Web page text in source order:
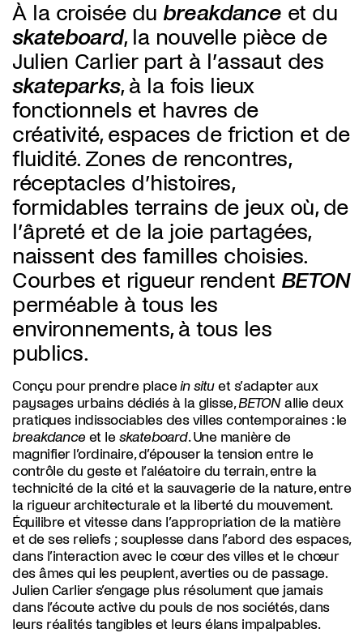
À la croisée du breakdance et du
skateboard, la nouvelle pièce de
Julien Carlier part à l’assaut des
skateparks, à la fois lieux
fonctionnels et havres de
créativité, espaces de friction et de
fluidité. Zones de rencontres,
réceptacles d’histoires,
formidables terrains de jeux où, de
l’âpreté et de la joie partagées,
naissent des familles choisies.
Courbes et rigueur rendent BETON
perméable à tous les
environnements, à tous les
publics.
Conçu pour prendre placein situet s’adapter aux
paysages urbains dédiés à la glisse,BETONallie deux
pratiques indissociables des villes contemporaines : le
breakdance et le skateboard. Une manière de
magnifier l’ordinaire, d’épouser la tension entre le
contrôle du geste et l’aléatoire du terrain, entre la
technicité de la cité et la sauvagerie de la nature, entre
la rigueur architecturale et la liberté du mouvement.
Équilibre et vitesse dans l’appropriation de la matière
et de ses reliefs ; souplesse dans l’abord des espaces,
dans l’interaction avec le cœur des villes et le chœur
des âmes qui les peuplent, averties ou de passage.
Julien Carlier s’engage plus résolument que jamais
dans l’écoute active du pouls de nos sociétés, dans
leurs réalités tangibles et leurs élans impalpables.